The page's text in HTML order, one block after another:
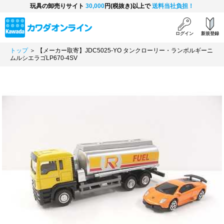
玩具の卸売りサイト 30,000円(税抜き)以上で送料当社負担！
ログイン 新規登録
トップ＞ 【メーカー取寄】JDC5025-YO タンクローリー・ランボルギーニ
ムルシエラゴLP670-4SV